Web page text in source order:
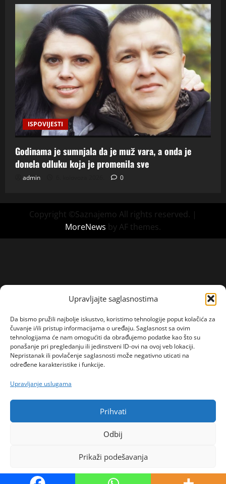
Upravljajte saglasnostima
Da bismo pružili najbolje iskustvo, koristimo tehnologije poput kolačića za
čuvanje i/ili pristup informacijama o uređaju. Saglasnost sa ovim
tehnologijama će nam omogućiti da obrađujemo podatke kao što su
ponašanje pri pregledanju ili jedinstveni ID-ovi na ovoj veb lokaciji.
Nepristanak ili povlačenje saglasnosti može negativno uticati na
određene karakteristike i funkcije.
Upravljanje uslugama
Prihvati
Odbij
Prikaži podešavanja
Politika kolačića
ISPOVIJESTI
Godinama je sumnjala da je muž vara, a onda je
donela odluku koja je promenila sve
admin 0
Copyright ©Saznajemo All rights reserved. |
MoreNews by AF themes.